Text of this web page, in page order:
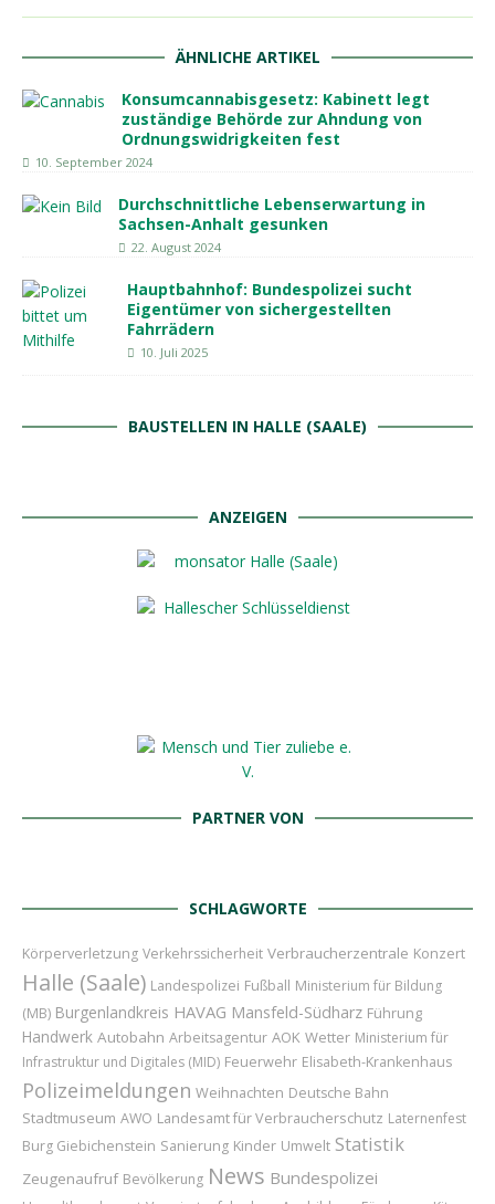
ÄHNLICHE ARTIKEL
Konsumcannabisgesetz: Kabinett legt
zuständige Behörde zur Ahndung von
Ordnungswidrigkeiten fest
10. September 2024
Durchschnittliche Lebenserwartung in
Sachsen-Anhalt gesunken
22. August 2024
Hauptbahnhof: Bundespolizei sucht
Eigentümer von sichergestellten
Fahrrädern
10. Juli 2025
BAUSTELLEN IN HALLE (SAALE)
ANZEIGEN
PARTNER VON
SCHLAGWORTE
Körperverletzung Verkehrssicherheit Verbraucherzentrale Konzert
Halle (Saale) Landespolizei Fußball Ministerium für Bildung
(MB) Burgenlandkreis HAVAG Mansfeld-Südharz Führung
Handwerk Autobahn Arbeitsagentur AOK Wetter Ministerium für
Infrastruktur und Digitales (MID) Feuerwehr Elisabeth-Krankenhaus
Polizeimeldungen Weihnachten Deutsche Bahn
Stadtmuseum AWO Landesamt für Verbraucherschutz Laternenfest
Burg Giebichenstein Sanierung Kinder Umwelt Statistik
Zeugenaufruf Bevölkerung News Bundespolizei